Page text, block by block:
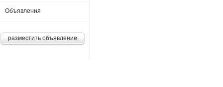
Объявления
разместить объявление